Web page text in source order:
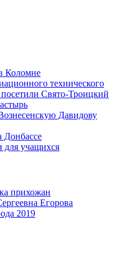
Коломне
технического
Свято-Троицкий
Давидову
Донбассе
для учащихся
прихожан
Егорова
2019